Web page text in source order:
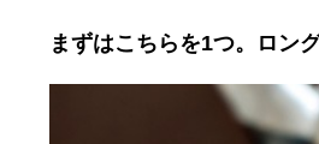
まずはこちらを1つ。ロン